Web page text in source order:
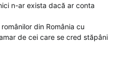
n-ar exista dacă ar conta
din România cu
de cei care se cred stăpâni